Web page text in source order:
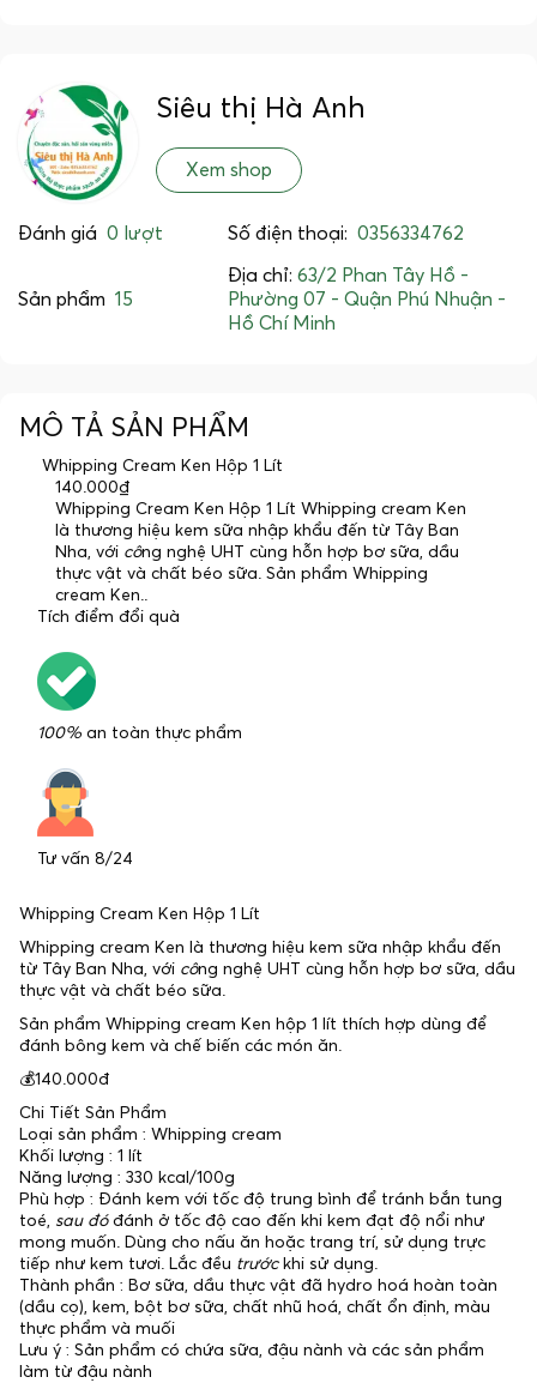
Siêu thị Hà Anh
Xem shop
Đánh giá 0 lượt Số điện thoại: 0356334762
Sản phẩm 15
Địa chỉ: 63/2 Phan Tây Hồ -
Phường 07 - Quận Phú Nhuận -
Hồ Chí Minh
MÔ TẢ SẢN PHẨM
Whipping Cream Ken Hộp 1 Lít
140.000₫
Whipping Cream Ken Hộp 1 Lít Whipping cream Ken
là thương hiệu kem sữa nhập khẩu đến từ Tây Ban
Nha, với công nghệ UHT cùng hỗn hợp bơ sữa, dầu
thực vật và chất béo sữa. Sản phẩm Whipping
cream Ken..
Tích điểm đổi quà
100% an toàn thực phẩm
Tư vấn 8/24
Whipping Cream Ken Hộp 1 Lít
Whipping cream Ken là thương hiệu kem sữa nhập khẩu đến
từ Tây Ban Nha, với công nghệ UHT cùng hỗn hợp bơ sữa, dầu
thực vật và chất béo sữa.
Sản phẩm Whipping cream Ken hộp 1 lít thích hợp dùng để
đánh bông kem và chế biến các món ăn.
💰140.000đ
Chi Tiết Sản Phẩm
Loại sản phẩm : Whipping cream
Khối lượng : 1 lít
Năng lượng : 330 kcal/100g
Phù hợp : Đánh kem với tốc độ trung bình để tránh bắn tung
toé,
sau đó đánh ở tốc độ cao đến khi kem đạt độ nổi như
mong muốn. Dùng cho nấu ăn hoặc trang trí, sử dụng trực
tiếp như kem tươi. Lắc đều trước khi sử dụng.
Thành phần : Bơ sữa, dầu thực vật đã hydro hoá hoàn toàn
(dầu cọ), kem, bột bơ sữa, chất nhũ hoá, chất ổn định, màu
thực phẩm và muối
Lưu ý : Sản phẩm có chứa sữa, đậu nành và các sản phẩm
làm từ đậu nành